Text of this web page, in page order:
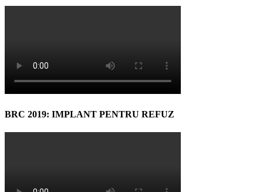
BRC 2019: IMPLANT PENTRU REFUZ